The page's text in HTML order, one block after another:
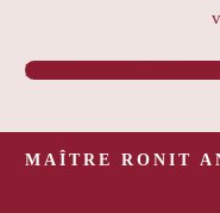
PRENDRE RENDEZ-
MAÎTRE RONIT